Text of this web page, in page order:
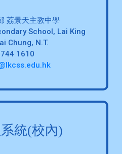
荔景天主教中學
School, Lai King
Chung, N.T.
1610
統(校內)